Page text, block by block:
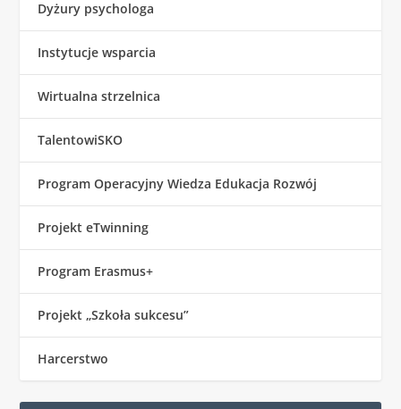
Dyżury psychologa
Instytucje wsparcia
Wirtualna strzelnica
TalentowiSKO
Program Operacyjny Wiedza Edukacja Rozwój
Projekt eTwinning
Program Erasmus+
Projekt „Szkoła sukcesu”
Harcerstwo